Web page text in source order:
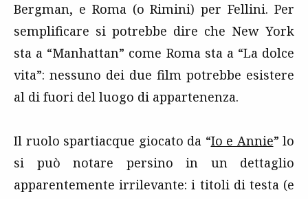
Bergman, e Roma (o Rimini) per Fellini. Per
semplificare si potrebbe dire che New York
sta a “Manhattan” come Roma sta a “La dolce
vita”: nessuno dei due film potrebbe esistere
al di fuori del luogo di appartenenza.
Il ruolo spartiacque giocato da “Io e Annie” lo
si può notare persino in un dettaglio
apparentemente irrilevante: i titoli di testa (e